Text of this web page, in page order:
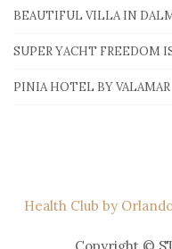
BEAUTIFUL VILLA IN
SUPER YACHT FREEDOM
PINIA HOTEL BY VALAMAR
Health Club by